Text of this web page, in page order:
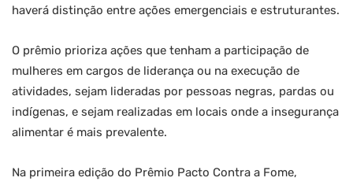
haverá distinção entre ações emergenciais e estruturantes.
O prêmio prioriza ações que tenham a participação de
mulheres em cargos de liderança ou na execução de
atividades, sejam lideradas por pessoas negras, pardas ou
indígenas, e sejam realizadas em locais onde a insegurança
alimentar é mais prevalente.
Na primeira edição do Prêmio Pacto Contra a Fome,